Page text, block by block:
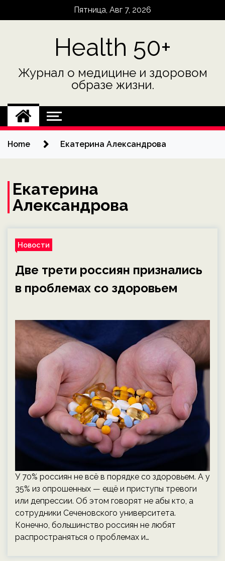
Пятница, Авг 7, 2026
Health 50+
Журнал о медицине и здоровом
образе жизни.
Home Екатерина Александрова
Екатерина
Александрова
Новости
Две трети россиян признались
в проблемах со здоровьем
У 70% россиян не всё в порядке со здоровьем. А у
35% из опрошенных — ещё и приступы тревоги
или депрессии. Об этом говорят не абы кто, а
сотрудники Сеченовского университета.
Конечно, большинство россиян не любят
распространяться о проблемах и…